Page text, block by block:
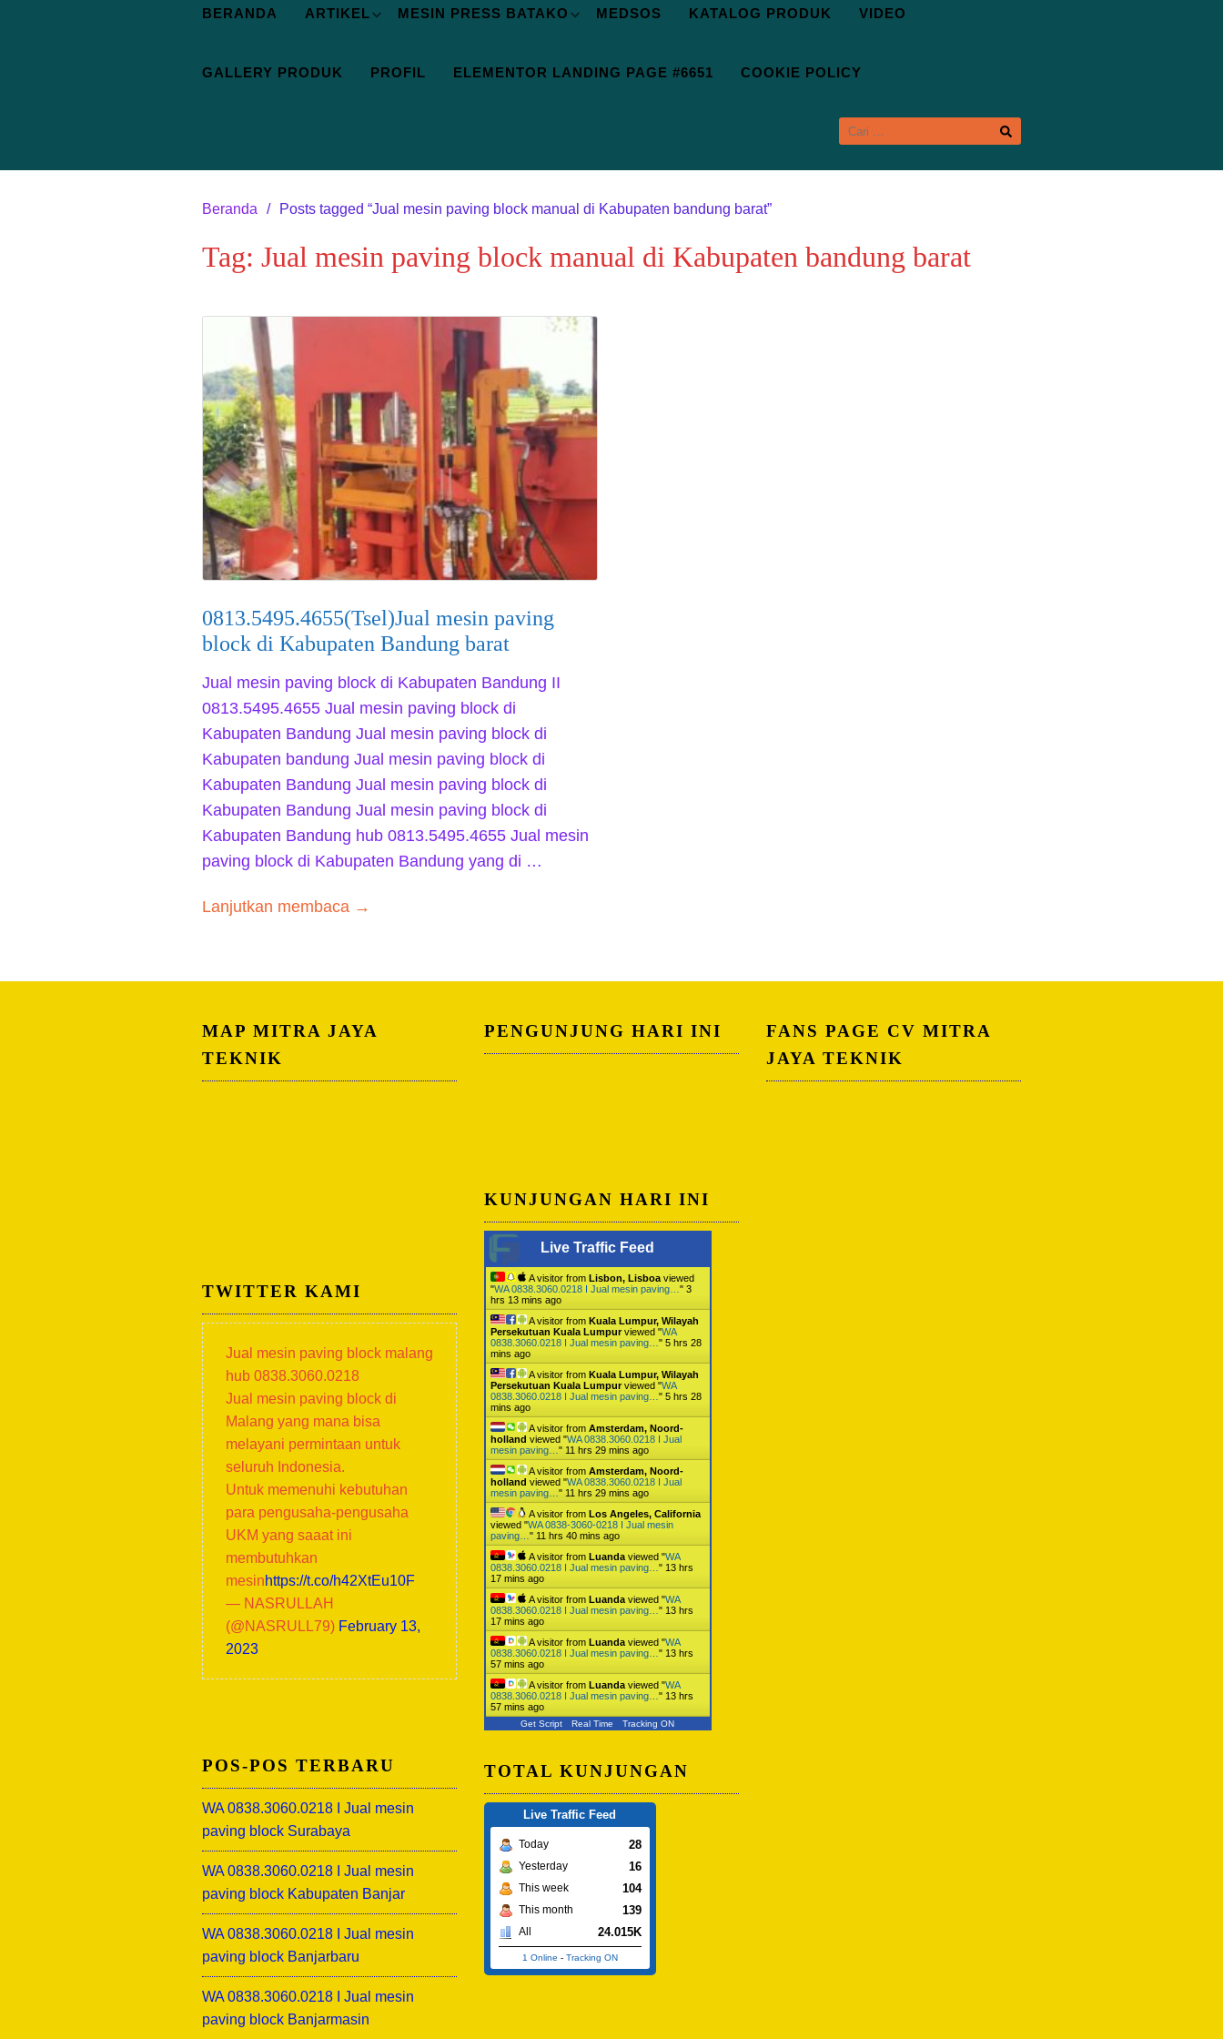
BERANDA ARTIKEL MESIN PRESS BATAKO MEDSOS KATALOG PRODUK VIDEO
GALLERY PRODUK PROFIL ELEMENTOR LANDING PAGE #6651 COOKIE POLICY
CARI
UNTUK:
Beranda Posts tagged “Jual mesin paving block manual di Kabupaten bandung barat”
Tag: Jual mesin paving block manual di Kabupaten bandung barat
0813.5495.4655(Tsel)Jual mesin paving
block di Kabupaten Bandung barat
Jual mesin paving block di Kabupaten Bandung II
0813.5495.4655 Jual mesin paving block di
Kabupaten Bandung Jual mesin paving block di
Kabupaten bandung Jual mesin paving block di
Kabupaten Bandung Jual mesin paving block di
Kabupaten Bandung Jual mesin paving block di
Kabupaten Bandung hub 0813.5495.4655 Jual mesin
paving block di Kabupaten Bandung yang di …
Lanjutkan membaca →
MAP MITRA JAYA
TEKNIK
TWITTER KAMI
Jual mesin paving block malang
hub 0838.3060.0218
Jual mesin paving block di
Malang yang mana bisa
melayani permintaan untuk
seluruh Indonesia.
Untuk memenuhi kebutuhan
para pengusaha-pengusaha
UKM yang saaat ini
membutuhkan
mesinhttps://t.co/h42XtEu10F
— NASRULLAH
(@NASRULL79) February 13,
2023
POS-POS TERBARU
WA 0838.3060.0218 I Jual mesin
paving block Surabaya
WA 0838.3060.0218 I Jual mesin
paving block Kabupaten Banjar
WA 0838.3060.0218 I Jual mesin
paving block Banjarbaru
WA 0838.3060.0218 I Jual mesin
paving block Banjarmasin
PENGUNJUNG HARI INI
KUNJUNGAN HARI INI
Live Traffic Feed
A visitor from Lisbon, Lisboaviewed
"WA 0838.3060.0218 I Jual mesin paving… " 3
hrs 13 mins ago
A visitor from Kuala Lumpur, Wilayah
Persekutuan Kuala Lumpurviewed "WA
0838.3060.0218 I Jual mesin paving… " 5 hrs 28
mins ago
A visitor from Kuala Lumpur, Wilayah
Persekutuan Kuala Lumpurviewed "WA
0838.3060.0218 I Jual mesin paving… " 5 hrs 28
mins ago
A visitor from Amsterdam, Noord-
holland viewed "WA 0838.3060.0218 I Jual
mesin paving… " 11 hrs 29 mins ago
A visitor from Amsterdam, Noord-
holland viewed "WA 0838.3060.0218 I Jual
mesin paving… " 11 hrs 29 mins ago
A visitor from Los Angeles, California
viewed "WA 0838-3060-0218 I Jual mesin
paving… " 11 hrs 40 mins ago
A visitor from Luandaviewed "WA
0838.3060.0218 I Jual mesin paving… " 13 hrs
17 mins ago
A visitor from Luandaviewed "WA
0838.3060.0218 I Jual mesin paving… " 13 hrs
17 mins ago
A visitor from Luandaviewed "WA
0838.3060.0218 I Jual mesin paving… " 13 hrs
57 mins ago
A visitor from Luandaviewed "WA
0838.3060.0218 I Jual mesin paving… " 13 hrs
57 mins ago
Get Script Real Time Tracking ON
TOTAL KUNJUNGAN
Live Traffic Feed
Today 28
Yesterday 16
This week 104
This month 139
All 24.015K
1 Online - Tracking ON
FANS PAGE CV MITRA
JAYA TEKNIK